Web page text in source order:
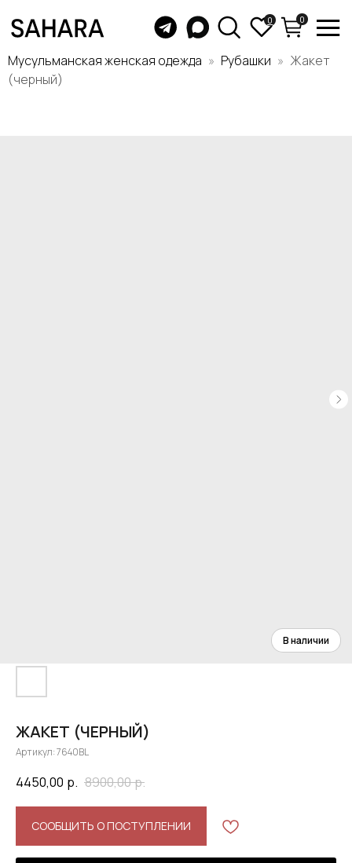
Мусульманская женская одежда Рубашки
Жакет
(черный)
ЖАКЕТ (ЧЕРНЫЙ)
Артикул:7640BL
4450,00 р. 8900,00р.
СООБЩИТЬ О ПОСТУПЛЕНИИ